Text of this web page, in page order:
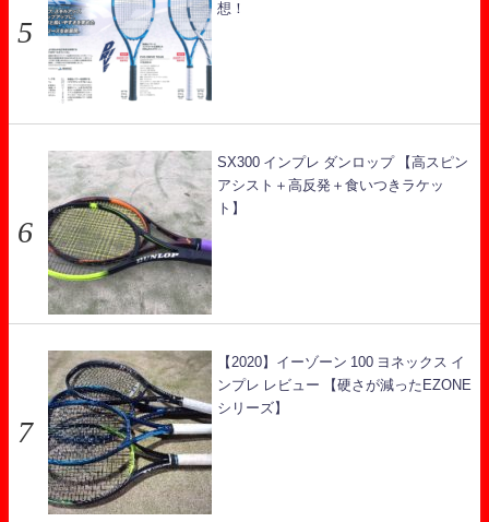
想！
SX300 インプレ ダンロップ 【高スピン
アシスト＋高反発＋食いつきラケッ
ト】
【2020】イーゾーン 100 ヨネックス イ
ンプレ レビュー 【硬さが減ったEZONE
シリーズ】